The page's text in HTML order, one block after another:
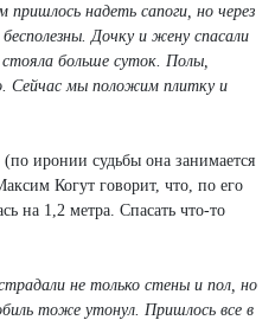
надеть сапоги, но через
Дочку и жену спасали
больше суток. Полы,
Сейчас мы положим плитку и
иронии судьбы она занимается
Когут говорит, что, по его
на 1,2 метра. Спасать что-то
не только стены и пол, но
тоже утонул. Пришлось все в